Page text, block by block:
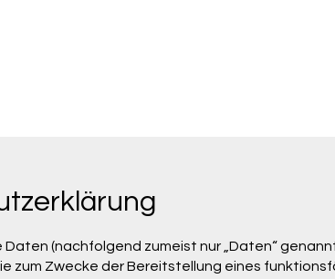
(nachfolgend zumeist nur „Daten“
zum Zwecke der Bereitstellung eines